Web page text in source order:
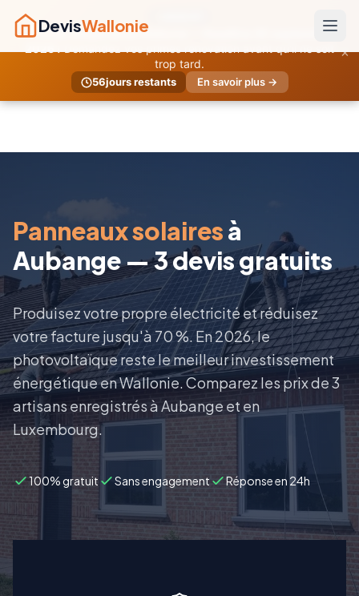
DevisWallonie
Primes temporaires Wallonie — Deadline 30 septembre
trop tard.
56jours restants En savoir plus →
×
Panneaux solairesà
Aubange — 3 devis gratuits
Produisez votre propre électricité et réduisez
votre facture jusqu'à 70 %. En 2026, le
photovoltaïque reste le meilleur investissement
énergétique en Wallonie. Comparez les prix de 3
artisans enregistrés à Aubange et en
Luxembourg.
100% gratuit Sans engagement Réponse en 24h